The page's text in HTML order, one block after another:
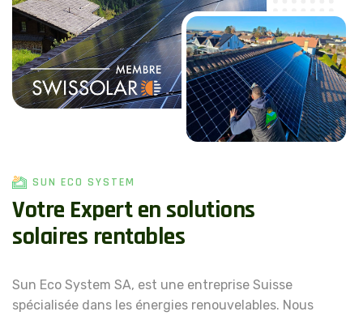
SUN ECO SYSTEM
Votre Expert en solutions
solaires rentables
Sun Eco System SA, est une entreprise Suisse
spécialisée dans les énergies renouvelables. Nous